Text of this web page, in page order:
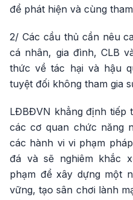
để phát hiện và cùng
2/ Các cầu thủ cần nêu
cá nhân, gia đình, CLB
thức về tác hại và hậu
tuyệt đối không tham gia
LĐBĐVN khẳng định tiếp
các cơ quan chức năng
các hành vi vi phạm
đá và sẽ nghiêm khắc
phạm để xây dựng một
vững, tạo sân chơi lành